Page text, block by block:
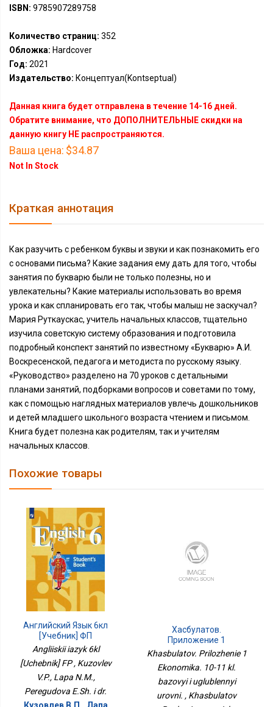
ISBN: 9785907289758
Количество страниц: 352
Обложка: Hardcover
Год: 2021
Издательство: Концептуал(Kontseptual)
Данная книга будет отправлена в течение 14-16 дней.
Обратите внимание, что ДОПОЛНИТЕЛЬНЫЕ скидки на
данную книгу НЕ распространяются.
Ваша цена: $34.87
Not In Stock
Краткая аннотация
Как разучить с ребенком буквы и звуки и как познакомить его
с основами письма? Какие задания ему дать для того, чтобы
занятия по букварю были не только полезны, но и
увлекательны? Какие материалы использовать во время
урока и как спланировать его так, чтобы малыш не заскучал?
Мария Руткаускас, учитель начальных классов, тщательно
изучила советскую систему образования и подготовила
подробный конспект занятий по известному «Букварю» А.И.
Воскресенской, педагога и методиста по русскому языку.
«Руководство» разделено на 70 уроков с детальными
планами занятий, подборками вопросов и советами по тому,
как с помощью наглядных материалов увлечь дошкольников
и детей младшего школьного возраста чтением и письмом.
Книга будет полезна как родителям, так и учителям
начальных классов.
Похожие товары
Английский Язык 6кл
[Учебник] ФП
Angliiskii iazyk 6kl
[Uchebnik] FP , Kuzovlev
V.P., Lapa N.M.,
Peregudova E.Sh. i dr.
Хасбулатов.
Приложение 1
Экономика. 10-11 Кл.
Уровни.
Khasbulatov. Prilozhenie 1
Ekonomika. 10-11 kl.
bazovyi i uglublennyi
urovni. , Khasbulatov